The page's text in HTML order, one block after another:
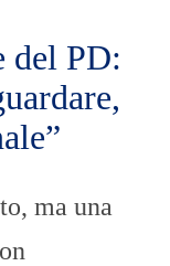
del PD:
ma una